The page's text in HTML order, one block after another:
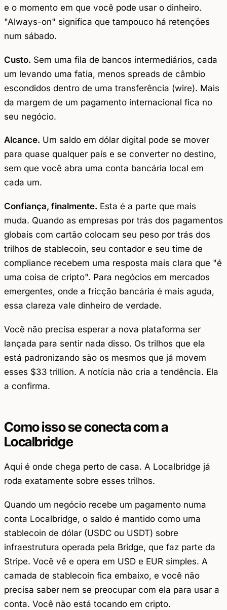
e o momento em que você pode usar o dinheiro.
"Always-on" significa que tampouco há retenções
num sábado.
Custo. Sem uma fila de bancos intermediários, cada
um levando uma fatia, menos spreads de câmbio
escondidos dentro de uma transferência (wire). Mais
da margem de um pagamento internacional fica no
seu negócio.
Alcance. Um saldo em dólar digital pode se mover
para quase qualquer país e se converter no destino,
sem que você abra uma conta bancária local em
cada um.
Confiança, finalmente. Esta é a parte que mais
muda. Quando as empresas por trás dos pagamentos
globais com cartão colocam seu peso por trás dos
trilhos de stablecoin, seu contador e seu time de
compliance recebem uma resposta mais clara que "é
uma coisa de cripto". Para negócios em mercados
emergentes, onde a fricção bancária é mais aguda,
essa clareza vale dinheiro de verdade.
Você não precisa esperar a nova plataforma ser
lançada para sentir nada disso. Os trilhos que ela
está padronizando são os mesmos que já movem
esses $33 trillion. A notícia não cria a tendência. Ela
a confirma.
Como isso se conecta com a
Localbridge
Aqui é onde chega perto de casa. A Localbridge já
roda exatamente sobre esses trilhos.
Quando um negócio recebe um pagamento numa
conta Localbridge, o saldo é mantido como uma
stablecoin de dólar (USDC ou USDT) sobre
infraestrutura operada pela Bridge, que faz parte da
Stripe. Você vê e opera em USD e EUR simples. A
camada de stablecoin fica embaixo, e você não
precisa saber nem se preocupar com ela para usar a
conta. Você não está tocando em cripto.